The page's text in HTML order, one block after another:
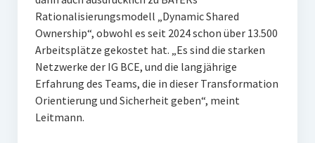
Rationalisierungsmodell „Dynamic Shared
Ownership“, obwohl es seit 2024 schon über 13.500
Arbeitsplätze gekostet hat. „Es sind die starken
Netzwerke der IG BCE, und die langjährige
Erfahrung des Teams, die in dieser Transformation
Orientierung und Sicherheit geben“, meint
Leitmann.